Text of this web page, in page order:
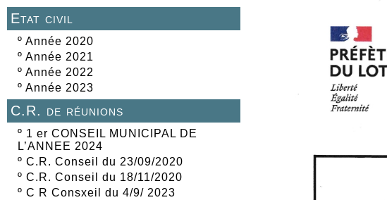
Etat civil
º Année 2020
º Année 2021
º Année 2022
º Année 2023
C.R. de réunions
º 1 er CONSEIL MUNICIPAL DE
L’ANNEE 2024
º C.R. Conseil du 23/09/2020
º C.R. Conseil du 18/11/2020
º C R Consxeil du 4/9/ 2023